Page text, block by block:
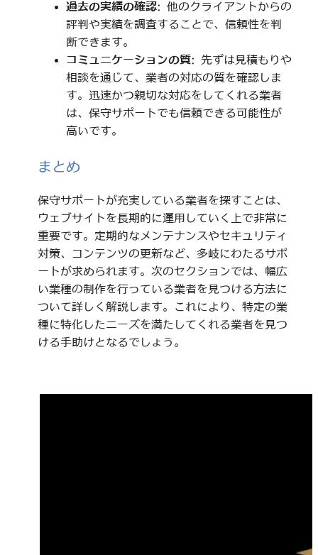
過去の実績の確認: 他のクライアントからの
評判や実績を調査することで、信頼性を判
断できます。
コミュニケーションの質: 先ずは見積もりや
相談を通じて、業者の対応の質を確認しま
す。迅速かつ親切な対応をしてくれる業者
は、保守サポートでも信頼できる可能性が
高いです。
まとめ
保守サポートが充実している業者を探すことは、
ウェブサイトを長期的に運用していく上で非常に
重要です。定期的なメンテナンスやセキュリティ
対策、コンテンツの更新など、多岐にわたるサポ
ートが求められます。次のセクションでは、幅広
い業種の制作を行っている業者を見つける方法に
ついて詳しく解説します。これにより、特定の業
種に特化したニーズを満たしてくれる業者を見つ
ける手助けとなるでしょう。